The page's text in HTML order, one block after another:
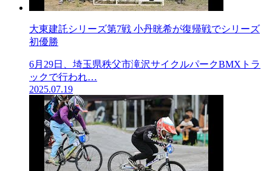
大東建託シリーズ第7戦 ⼩丹晄希が復帰戦でシリーズ
初優勝
6月29日、埼玉県秩父市滝沢サイクルパークBMXトラ
ックで行われ…
2025.07.19